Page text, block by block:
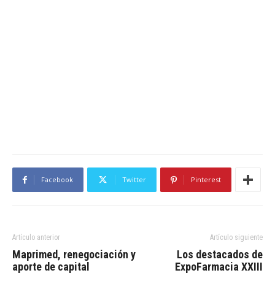
Facebook Twitter Pinterest
Artículo anterior
Maprimed, renegociación y
aporte de capital
Artículo siguiente
Los destacados de
ExpoFarmacia XXIII